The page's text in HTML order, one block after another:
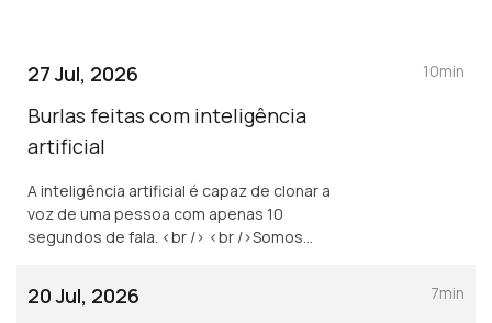
27 Jul, 2026
Burlas feitas com inteligência
artificial
A inteligência artificial é capaz de clonar a
voz de uma pessoa com apenas 10
segundos de fala. <br /> <br />Somos
pessoa em quem confiemos implicitamente.
10min
20 Jul, 2026
7min